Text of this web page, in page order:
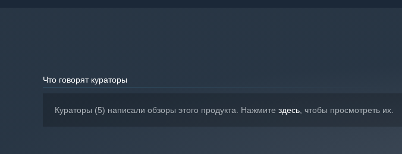
Что говорят кураторы
Кураторы (5) написали обзоры этого продукта. Нажмите здесь, чтобы просмотреть их.